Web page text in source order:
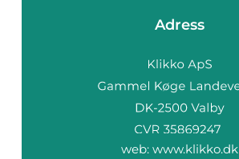
Adress
web: www.klikko.dk